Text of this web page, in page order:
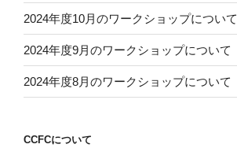
2024年度10月のワークショップについて
2024年度9月のワークショップについて
2024年度8月のワークショップについて
CCFCについて